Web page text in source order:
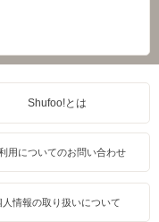
Shufoo!とは
用についてのお問い合わせ
人情報の取り扱いについて